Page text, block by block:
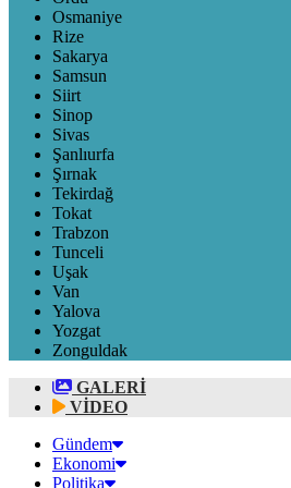
Osmaniye
Rize
Sakarya
Samsun
Siirt
Sinop
Sivas
Şanlıurfa
Şırnak
Tekirdağ
Tokat
Trabzon
Tunceli
Uşak
Van
Yalova
Yozgat
Zonguldak
GALERİ
VİDEO
Gündem
Ekonomi
Politika